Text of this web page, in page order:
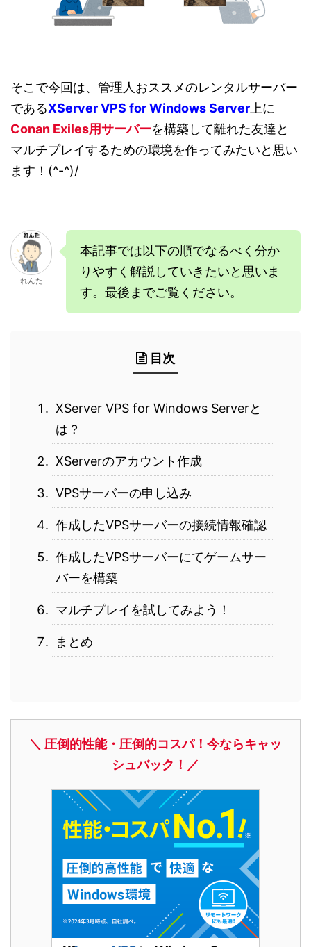
そこで今回は、管理人おススメのレンタルサーバー
であるXServer VPS for Windows Server 上に
Conan Exiles用サーバーを構築して離れた友達と
マルチプレイするための環境を作ってみたいと思い
ます！(^-^)/
れんた
本記事では以下の順でなるべく分か
りやすく解説していきたいと思いま
す。最後までご覧ください。
目次
XServer VPS for Windows Serverと
は？
XServerのアカウント作成
VPSサーバーの申し込み
作成したVPSサーバーの接続情報確認
作成したVPSサーバーにてゲームサー
バーを構築
マルチプレイを試してみよう！
まとめ
＼ 圧倒的性能・圧倒的コスパ！今ならキャッ
シュバック！／